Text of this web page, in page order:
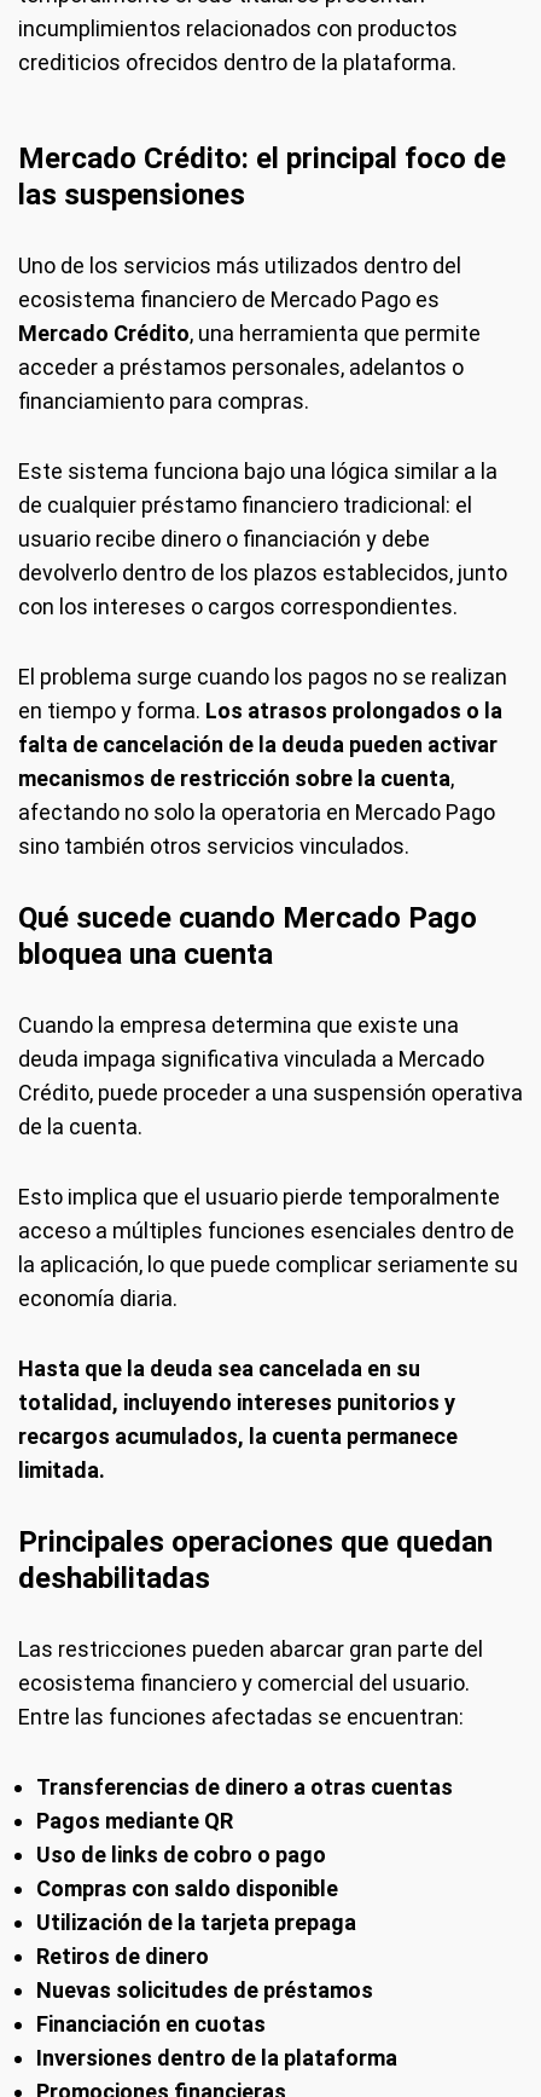
incumplimientos relacionados con productos
crediticios ofrecidos dentro de la plataforma.
Mercado Crédito: el principal foco de
las suspensiones
Uno de los servicios más utilizados dentro del
ecosistema financiero de Mercado Pago es
Mercado Crédito, una herramienta que permite
acceder a préstamos personales, adelantos o
financiamiento para compras.
Este sistema funciona bajo una lógica similar a la
de cualquier préstamo financiero tradicional: el
usuario recibe dinero o financiación y debe
devolverlo dentro de los plazos establecidos, junto
con los intereses o cargos correspondientes.
El problema surge cuando los pagos no se realizan
en tiempo y forma. Los atrasos prolongados o la
falta de cancelación de la deuda pueden activar
mecanismos de restricción sobre la cuenta,
afectando no solo la operatoria en Mercado Pago
sino también otros servicios vinculados.
Qué sucede cuando Mercado Pago
bloquea una cuenta
Cuando la empresa determina que existe una
deuda impaga significativa vinculada a Mercado
Crédito, puede proceder a una suspensión operativa
de la cuenta.
Esto implica que el usuario pierde temporalmente
acceso a múltiples funciones esenciales dentro de
la aplicación, lo que puede complicar seriamente su
economía diaria.
Hasta que la deuda sea cancelada en su
totalidad, incluyendo intereses punitorios y
recargos acumulados, la cuenta permanece
limitada.
Principales operaciones que quedan
deshabilitadas
Las restricciones pueden abarcar gran parte del
ecosistema financiero y comercial del usuario.
Entre las funciones afectadas se encuentran:
Transferencias de dinero a otras cuentas
Pagos mediante QR
Uso de links de cobro o pago
Compras con saldo disponible
Utilización de la tarjeta prepaga
Retiros de dinero
Nuevas solicitudes de préstamos
Financiación en cuotas
Inversiones dentro de la plataforma
Promociones financieras